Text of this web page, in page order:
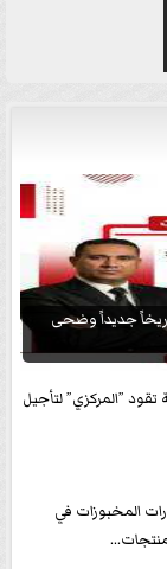
جديداً وضحى
تقود ”المركزي” لتأجيل
المخبوزات في